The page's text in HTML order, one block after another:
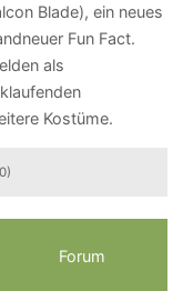
Blade), ein neues
Fun Fact.
als
Kostüme.
Forum